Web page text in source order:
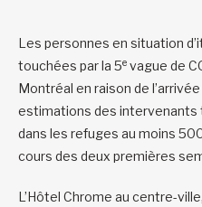
Les personnes en situation
touchées par la 5e vague de
Montréal en raison de
estimations des intervenants
dans les refuges au moins
cours des deux premières
L’Hôtel Chrome au centre-